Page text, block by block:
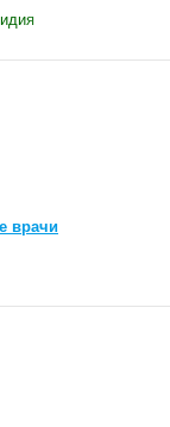
врачи